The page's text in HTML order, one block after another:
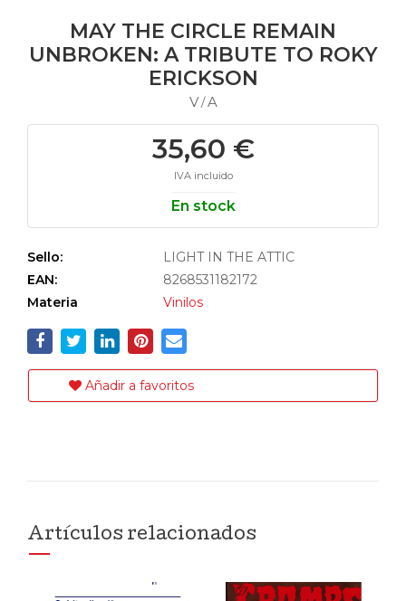
MAY THE CIRCLE REMAIN
UNBROKEN: A TRIBUTE TO ROKY
ERICKSON
V/A
35,60 €
IVA incluido
En stock
Sello:
LIGHT IN THE ATTIC
EAN:
8268531182172
Materia
Vinilos
Añadir a favoritos
Artículos relacionados